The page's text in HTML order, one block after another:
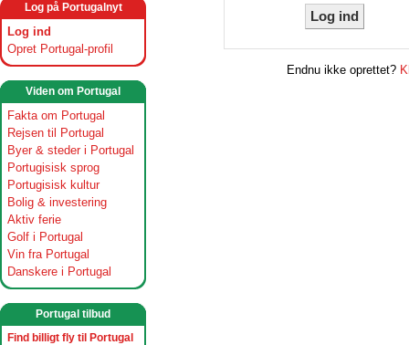
Log på Portugalnyt
Log ind
Opret Portugal-profil
Viden om Portugal
Fakta om Portugal
Rejsen til Portugal
Byer & steder i Portugal
Portugisisk sprog
Portugisisk kultur
Bolig & investering
Aktiv ferie
Golf i Portugal
Vin fra Portugal
Danskere i Portugal
Portugal tilbud
Find billigt fly til Portugal
Log ind
Endnu ikke oprettet?